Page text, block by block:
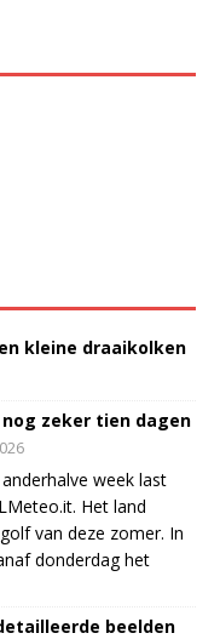
kleine draaikolken
zeker tien dagen
week last
Het land
van deze zomer. In
donderdag het
beelden